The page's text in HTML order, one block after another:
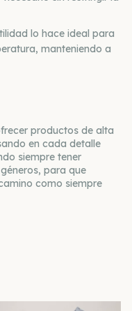
lo hace ideal para
manteniendo a
productos de alta
en cada detalle
siempre tener
para que
como siempre